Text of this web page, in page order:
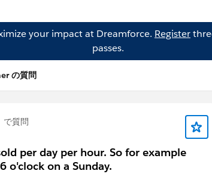
your impact at Dreamforce. Register
passes.
の質問
で質問
per day per hour. So for example
o'clock on a Sunday.